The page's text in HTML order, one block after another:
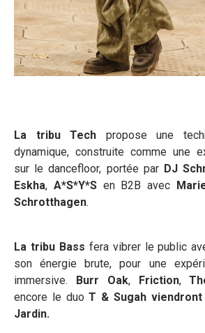
La tribu Tech propose une
dynamique, construite comme une
sur le dancefloor, portée par DJ
Eskha, A*S*Y*Sen B2B avec
Schrotthagen.
La tribu Bass fera vibrer le public
son énergie brute, pour une
immersive.
Burr Oak, Friction,
encore le duoT & Sugah
Jardin.